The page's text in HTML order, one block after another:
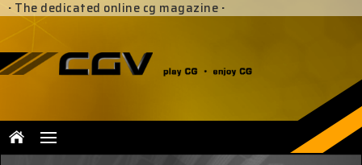
· The dedicated online cg magazine ·